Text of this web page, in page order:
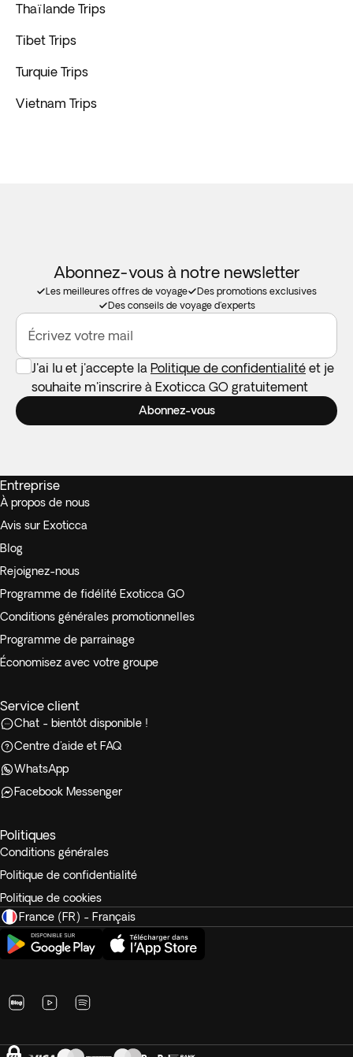
Thaïlande Trips
Tibet Trips
Turquie Trips
Vietnam Trips
Abonnez-vous à notre newsletter
Les meilleures offres de voyage
Des promotions exclusives
Des conseils de voyage d'experts
Écrivez votre mail
J'ai lu et j'accepte la Politique de confidentialité et je
souhaite m'inscrire à Exoticca GO gratuitement
Abonnez-vous
Entreprise
À propos de nous
Avis sur Exoticca
Blog
Rejoignez-nous
Programme de fidélité Exoticca GO
Conditions générales promotionnelles
Programme de parrainage
Économisez avec votre groupe
Service client
Chat - bientôt disponible !
Centre d'aide et FAQ
WhatsApp
Facebook Messenger
Politiques
Conditions générales
Politique de confidentialité
Politique de cookies
France (FR) - Français